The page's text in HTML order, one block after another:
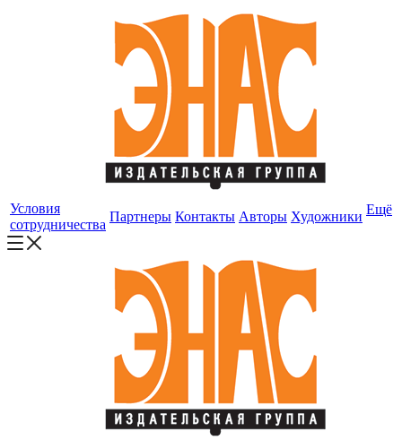
Условия
сотрудничества
Партнеры Контакты Авторы Художники Ещё